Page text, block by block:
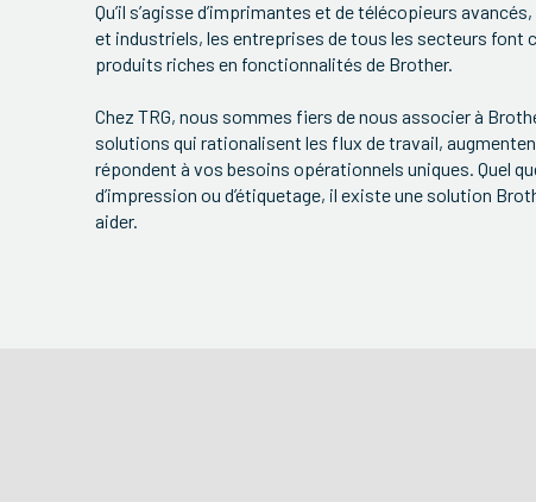
Qu’il s’agisse d’imprimantes et de télécopieurs
et industriels, les entreprises de tous les secteurs font
produits riches en fonctionnalités de Brother.
Chez TRG, nous sommes fiers de nous associer à
solutions qui rationalisent les flux de travail,
répondent à vos besoins opérationnels uniques. Quel
d’impression ou d’étiquetage, il existe une solution
aider.